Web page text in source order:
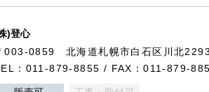
)登心
003-0859 北海道札幌市白石区川北
：011-879-8855 / FAX：011-879-